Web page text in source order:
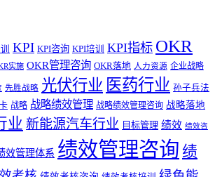
KPI KPI咨询 KPI培训 KPI指标 OKR
实施 OKR管理咨询 OKR落地 人力资源 企业战略
先胜战略 光伏行业 医药行业 孙子兵法
战略 战略绩效管理 战略绩效管理咨询 战略落地
业 新能源汽车行业 目标管理 绩效 绩效咨
效管理体系 绩效管理咨询 绩